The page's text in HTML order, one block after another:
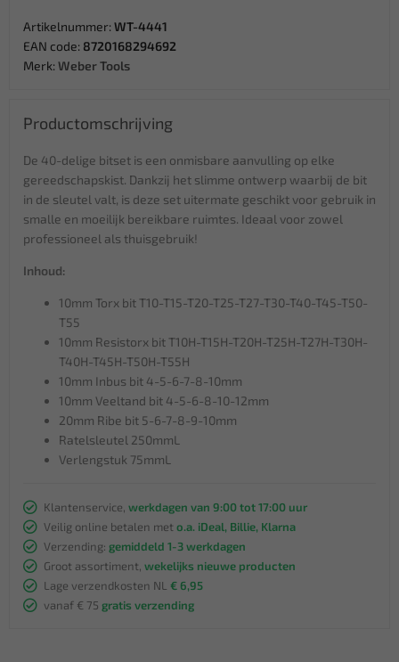
Artikelnummer: WT-4441
EAN code: 8720168294692
Merk: Weber Tools
Productomschrijving
De 40-delige bitset is een onmisbare aanvulling op elke
gereedschapskist. Dankzij het slimme ontwerp waarbij de bit
in de sleutel valt, is deze set uitermate geschikt voor gebruik in
smalle en moeilijk bereikbare ruimtes. Ideaal voor zowel
professioneel als thuisgebruik!
Inhoud:
10mm Torx bit T10-T15-T20-T25-T27-T30-T40-T45-T50-
T55
10mm Resistorx bit T10H-T15H-T20H-T25H-T27H-T30H-
T40H-T45H-T50H-T55H
10mm Inbus bit 4-5-6-7-8-10mm
10mm Veeltand bit 4-5-6-8-10-12mm
20mm Ribe bit 5-6-7-8-9-10mm
Ratelsleutel 250mmL
Verlengstuk 75mmL
Klantenservice, werkdagen van 9:00 tot 17:00 uur
Veilig online betalen met o.a. iDeal, Billie, Klarna
Verzending: gemiddeld 1-3 werkdagen
Groot assortiment, wekelijks nieuwe producten
Lage verzendkosten NL € 6,95
vanaf € 75 gratis verzending